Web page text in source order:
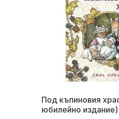
Под къпиновия
юбилейно издание)